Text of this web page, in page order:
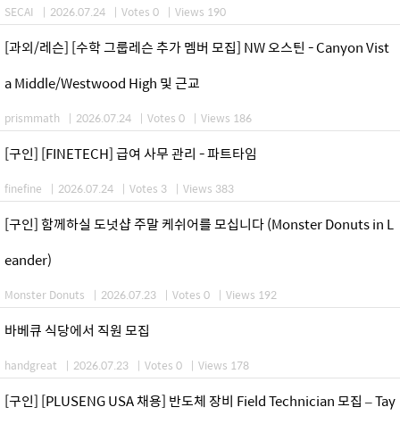
SECAI | 2026.07.24 | Votes 0 | Views 190
[과외/레슨] [수학 그룹레슨 추가 멤버 모집] NW 오스틴 - Canyon Vist
a Middle/Westwood High 및 근교
prismmath | 2026.07.24 | Votes 0 | Views 186
[구인] [FINETECH] 급여 사무 관리 - 파트타임
finefine | 2026.07.24 | Votes 3 | Views 383
[구인] 함께하실 도넛샵 주말 케쉬어를 모십니다 (Monster Donuts in L
eander)
Monster Donuts | 2026.07.23 | Votes 0 | Views 192
바베큐 식당에서 직원 모집
handgreat | 2026.07.23 | Votes 0 | Views 178
[구인] [PLUSENG USA 채용] 반도체 장비 Field Technician 모집 – Tay